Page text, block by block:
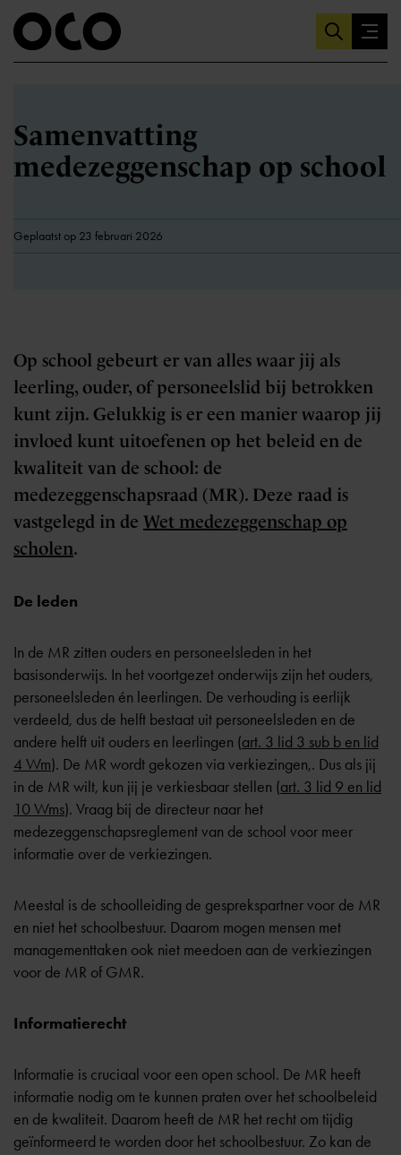
Samenvatting
medezeggenschap op school
Geplaatst op 23 februari 2026
Op school gebeurt er van alles waar jij als
leerling, ouder, of personeelslid bij betrokken
kunt zijn. Gelukkig is er een manier waarop jij
invloed kunt uitoefenen op het beleid en de
kwaliteit van de school: de
medezeggenschapsraad (MR). Deze raad is
vastgelegd in de Wet medezeggenschap op
scholen.
De leden
In de MR zitten ouders en personeelsleden in het
basisonderwijs. In het voortgezet onderwijs zijn het ouders,
personeelsleden én leerlingen. De verhouding is eerlijk
verdeeld, dus de helft bestaat uit personeelsleden en de
andere helft uit ouders en leerlingen (art. 3 lid 3 sub b en lid
4 Wm). De MR wordt gekozen via verkiezingen,. Dus als jij
in de MR wilt, kun jij je verkiesbaar stellen (art. 3 lid 9 en lid
10 Wms). Vraag bij de directeur naar het
medezeggenschapsreglement van de school voor meer
informatie over de verkiezingen.
Meestal is de schoolleiding de gesprekspartner voor de MR
en niet het schoolbestuur. Daarom mogen mensen met
managementtaken ook niet meedoen aan de verkiezingen
voor de MR of GMR.
Informatierecht
Informatie is cruciaal voor een open school. De MR heeft
informatie nodig om te kunnen praten over het schoolbeleid
en de kwaliteit. Daarom heeft de MR het recht om tijdig
geïnformeerd te worden door het schoolbestuur. Zo kan de